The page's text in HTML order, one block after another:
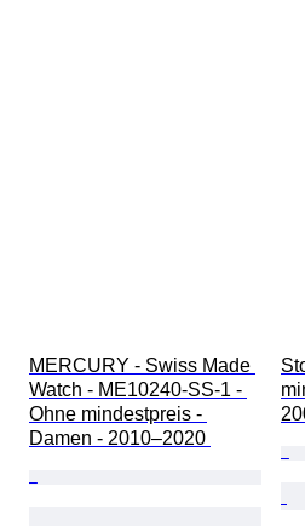
MERCURY - Swiss Made
Watch - ME10240-SS-1 -
Ohne mindestpreis -
Damen - 2010–2020